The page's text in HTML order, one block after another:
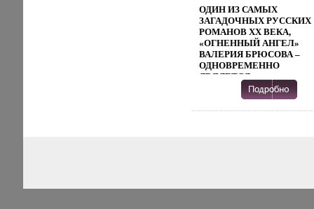
"ЛИТРЕС".
ОДИН ИЗ САМЫХ
ЗАГАДОЧНЫХ РУССКИХ
РОМАНОВ ХХ ВЕКА,
«ОГНЕННЫЙ АНГЕЛ»
ВАЛЕРИЯ БРЮСОВА –
ОДНОВРЕМЕННО
ЯВЛЯЕТСЯ
МИСТИЧЕСКИМ И
ИСТОРИЧЕСКИМ
СМЕРТИ, ЛИБО К